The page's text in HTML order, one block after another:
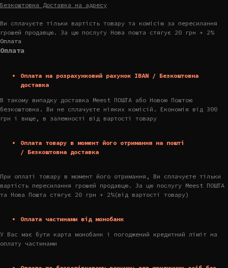
Безкоштовна Доставка на адресу
Ви сплачуєте тільки вартість товару та комісію за пересилання
грошей продавцю. За цю послугу Нова пошта стягує 20 грн + 2%
Оплата
Оплата
Оплата на розрахунковий рахунок IBAN / Безкоштовна
доставка
В такому випадку доставка Meest ПОШТА або Новою Поштою
безкоштовна. Ви не сплачуєте ніяких комісій. Економія від 300
грн і вище, в залежності від вартості товару
Оплата товару в момент його отримання на пошті
/ Безкоштовна доставка
При оплаті товару в момент його отримання, Ви сплачуєте тільки
вартість пересилання грошей продавцю. За цю послугу Meest ПОШТА
та Нова Пошта стягує 20 грн + 2%(від вартості товару)
Оплата частинами від монобанк
У Вас має бути карта монобанк і погоджений кредитний ліміт на
оплату частинами